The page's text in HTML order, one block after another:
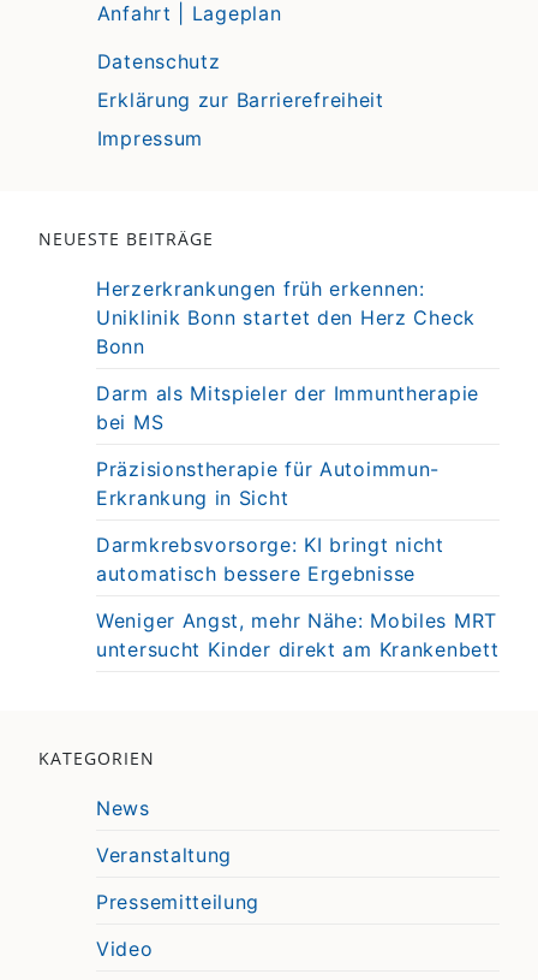
Anfahrt | Lageplan
Datenschutz
Erklärung zur Barrierefreiheit
Impressum
NEUESTE BEITRÄGE
Herzerkrankungen früh erkennen:
Uniklinik Bonn startet den Herz Check
Bonn
Darm als Mitspieler der Immuntherapie
bei MS
Präzisionstherapie für Autoimmun-
Erkrankung in Sicht
Darmkrebsvorsorge: KI bringt nicht
automatisch bessere Ergebnisse
Weniger Angst, mehr Nähe: Mobiles MRT
untersucht Kinder direkt am Krankenbett
KATEGORIEN
News
Veranstaltung
Pressemitteilung
Video